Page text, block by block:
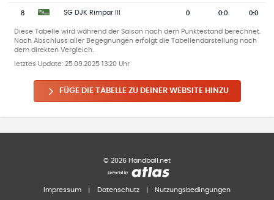
8 SG DJK Rimpar III 0 0:0 0:0
Diese Tabelle wird während der Saison nach dem Punktestand berechnet.
Nach Abschluss aller Begegnungen erfolgt die Tabellendarstellung nach
dem direkten Vergleich.
letztes Update: 25.09.2025 13:20 Uhr
FÜGE DIE TABELLE ZU DEINER WEBSITE HINZU
© 2026 Handball.net
Impressum Datenschutz Nutzungsbedingungen